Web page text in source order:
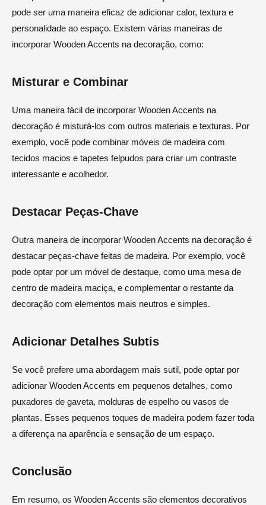
pode ser uma maneira eficaz de adicionar calor, textura e
personalidade ao espaço. Existem várias maneiras de
incorporar Wooden Accents na decoração, como:
Misturar e Combinar
Uma maneira fácil de incorporar Wooden Accents na
decoração é misturá-los com outros materiais e texturas. Por
exemplo, você pode combinar móveis de madeira com
tecidos macios e tapetes felpudos para criar um contraste
interessante e acolhedor.
Destacar Peças-Chave
Outra maneira de incorporar Wooden Accents na decoração é
destacar peças-chave feitas de madeira. Por exemplo, você
pode optar por um móvel de destaque, como uma mesa de
centro de madeira maciça, e complementar o restante da
decoração com elementos mais neutros e simples.
Adicionar Detalhes Subtis
Se você prefere uma abordagem mais sutil, pode optar por
adicionar Wooden Accents em pequenos detalhes, como
puxadores de gaveta, molduras de espelho ou vasos de
plantas. Esses pequenos toques de madeira podem fazer toda
a diferença na aparência e sensação de um espaço.
Conclusão
Em resumo, os Wooden Accents são elementos decorativos